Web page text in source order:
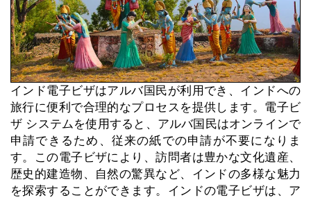
インド電子ビザはアルバ国民が利用でき、インドへの
旅行に便利で合理的なプロセスを提供します。電子ビ
ザ システムを使用すると、アルバ国民はオンラインで
申請できるため、従来の紙での申請が不要になりま
す。この電子ビザにより、訪問者は豊かな文化遺産、
歴史的建造物、自然の驚異など、インドの多様な魅力
を探索することができます。インドの電子ビザは、ア